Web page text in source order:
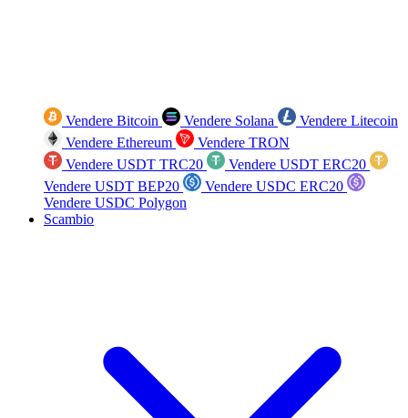
Vendere Bitcoin Vendere Solana
Vendere Litecoin
Vendere Ethereum
Vendere TRON
Vendere USDT TRC20
Vendere USDT ERC20
Vendere USDT BEP20
Vendere USDC ERC20
Vendere USDC Polygon
Scambio